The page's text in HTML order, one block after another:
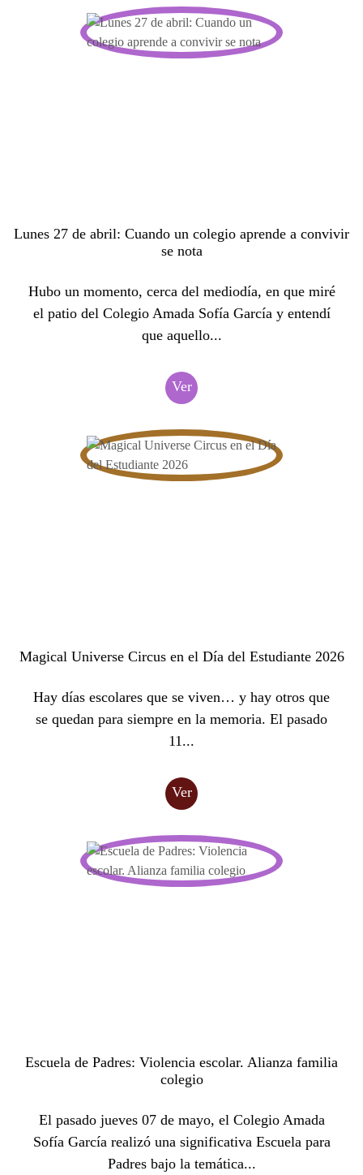
Lunes 27 de abril: Cuando un colegio aprende a convivir
se nota
Hubo un momento, cerca del mediodía, en que miré
el patio del Colegio Amada Sofía García y entendí
que aquello...
Ver
Magical Universe Circus en el Día del Estudiante 2026
Hay días escolares que se viven… y hay otros que
se quedan para siempre en la memoria. El pasado
11...
Ver
Escuela de Padres: Violencia escolar. Alianza familia
colegio
El pasado jueves 07 de mayo, el Colegio Amada
Sofía García realizó una significativa Escuela para
Padres bajo la temática...